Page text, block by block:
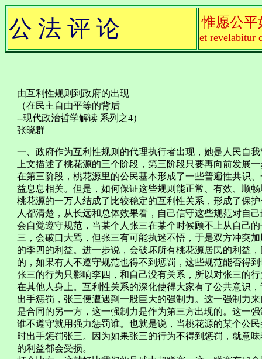
公 法 评 论 惟愿公平
et revelabitur
由互利性规则到政府的出现
（在民主自由平等的背后
--现代政治哲学解读 系列之4）
张晓群
一、政府作为互利性规则的代理执行者出现，她是人民自
上文描述了桃花源的三个阶段，第三阶段只要再向前发展
在第三阶段，桃花源里的公民基本形成了一些普遍性共识
益息息相关。但是，如何保证这些规则能正常、有效、顺
桃花源的一万人结成了比较稳定的互利性关系，形成了保
人都清楚，从长远和总体效果看，自己信守这些规范对自
会自觉遵守规范，当某个人张三在某个时候顾不上从自己
三，会破口大骂，但张三有可能执迷不悟，于是双方冲突
的李四的利益。进一步说，会破坏所有桃花源居民的利益
的，如果有人不遵守规范也得不到惩罚，这些规范能否得
张三的行为只影响李四，和自己没有关系，所以对张三的
在其他人身上。互利性关系的深化使得大家有了公共意识
出手惩罚，张三便遭遇到一股巨大的强制力。这一强制力
是合同的另一方，这一强制力是作为第三方出现的。这一
谁不遵守就用强力惩罚谁。也就是说，当桃花源的某个公
时出手惩罚张三。因为如果张三的行为不得到惩罚，就意
的利益都会受损。